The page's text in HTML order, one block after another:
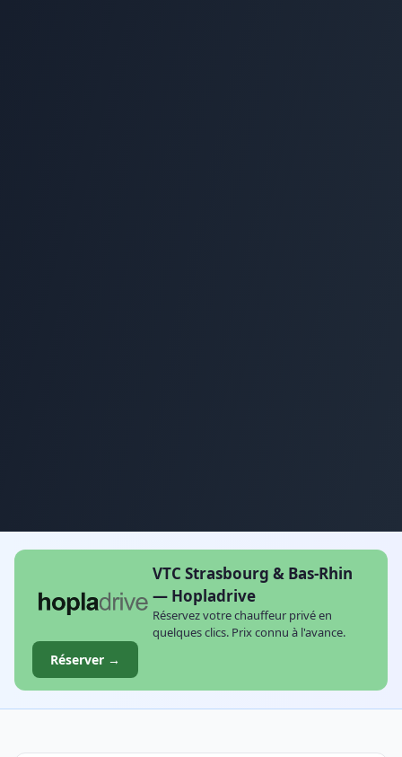
VTC Strasbourg & Bas-Rhin
— Hopladrive
Réservez votre chauffeur privé en
quelques clics. Prix connu à l'avance.
Réserver →